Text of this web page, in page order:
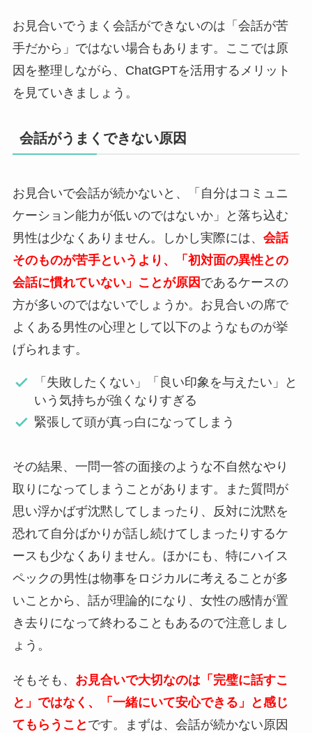
お見合いでうまく会話ができないのは「会話が苦
手だから」ではない場合もあります。ここでは原
因を整理しながら、ChatGPTを活用するメリット
を見ていきましょう。
会話がうまくできない原因
お見合いで会話が続かないと、「自分はコミュニ
ケーション能力が低いのではないか」と落ち込む
男性は少なくありません。しかし実際には、 会話
そのものが苦手というより、「初対面の異性との
会話に慣れていない」ことが原因 であるケースの
方が多いのではないでしょうか。お見合いの席で
よくある男性の心理として以下のようなものが挙
げられます。
「失敗したくない」「良い印象を与えたい」と
いう気持ちが強くなりすぎる
緊張して頭が真っ白になってしまう
その結果、一問一答の面接のような不自然なやり
取りになってしまうことがあります。また質問が
思い浮かばず沈黙してしまったり、反対に沈黙を
恐れて自分ばかりが話し続けてしまったりするケ
ースも少なくありません。ほかにも、特にハイス
ペックの男性は物事をロジカルに考えることが多
いことから、話が理論的になり、女性の感情が置
き去りになって終わることもあるので注意しまし
ょう。
そもそも、 お見合いで大切なのは「完璧に話すこ
と」ではなく、「一緒にいて安心できる」と感じ
てもらうこと です。まずは、会話が続かない原因